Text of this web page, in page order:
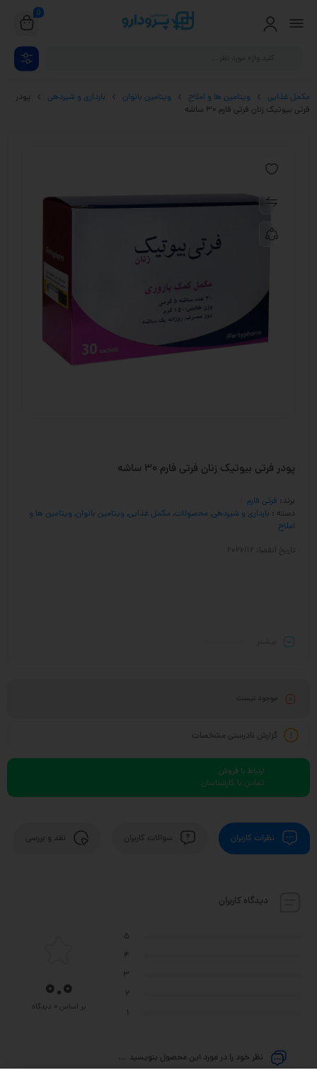
0
مکمل غذایی ویتامین ها و املاح ویتامین بانوان بارداری و شیردهی
پودر
فرتی بیوتیک زنان فرتی فارم 30 ساشه
پودر فرتی بیوتیک زنان فرتی فارم 30 ساشه
برند: فرتی فارم
دسته : بارداری و شیردهی محصولات مکمل غذایی ویتامین بانوان ویتامین ها و
املاح
تاریخ انقضا: 2026/12
موجود نیست
گزارش نادرستی مشخصات
ارتباط با فروش
تماس با کارشناسان
نظرات کاربران سوالات کاربران نقد و بررسی
دیدگاه کاربران
5
4
3
2
1
0.0
بر اساس 0 دیدگاه
نظر خود را در مورد این محصول بنویسید ...